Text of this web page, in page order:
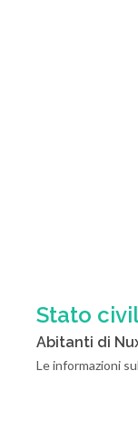
Stato
Abitanti di
Le informazioni